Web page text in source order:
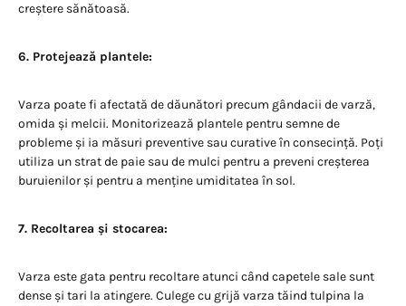
creștere sănătoasă.
6. Protejează plantele:
Varza poate fi afectată de dăunători precum gândacii de varză,
omida și melcii. Monitorizează plantele pentru semne de
probleme și ia măsuri preventive sau curative în consecință. Poți
utiliza un strat de paie sau de mulci pentru a preveni creșterea
buruienilor și pentru a menține umiditatea în sol.
7. Recoltarea și stocarea:
Varza este gata pentru recoltare atunci când capetele sale sunt
dense și tari la atingere. Culege cu grijă varza tăind tulpina la